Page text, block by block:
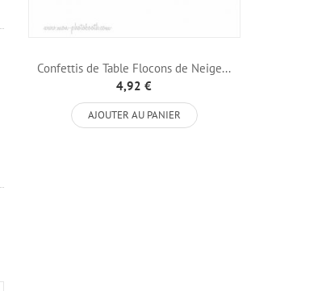
Confettis de Table Flocons de Neige...
4,92 €
AJOUTER AU PANIER